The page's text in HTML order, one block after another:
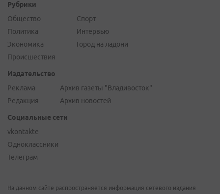
Рубрики
Общество
Политика
Экономика
Происшествия
Спорт
Интервью
Город на ладони
Издательство
Реклама
Редакция
Архив газеты "Владивосток"
Архив новостей
Социальные сети
vkontakte
Одноклассники
Телеграм
На данном сайте распространяется информация сетевого издания